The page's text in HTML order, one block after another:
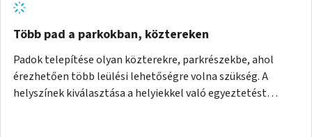
Több pad a parkokban, köztereken
Padok telepítése olyan közterekre, parkrészekbe, ahol
érezhetően több leülési lehetőségre volna szükség. A
helyszínek kiválasztása a helyiekkel való egyeztetést